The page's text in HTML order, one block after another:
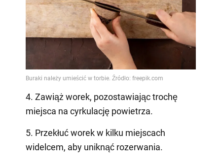
4. Zawiąż worek, pozostawiając trochę
miejsca na cyrkulację powietrza.
5. Przekłuć worek w kilku miejscach
widelcem, aby uniknąć rozerwania.